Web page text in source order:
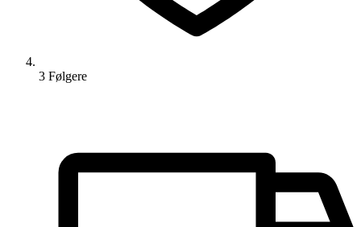
3 Følgere